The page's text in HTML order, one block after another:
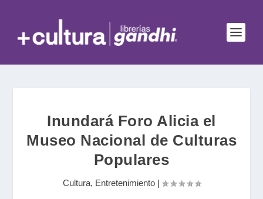
Inundará Foro Alicia el
Museo Nacional de Culturas
Populares
Cultura, Entretenimiento|